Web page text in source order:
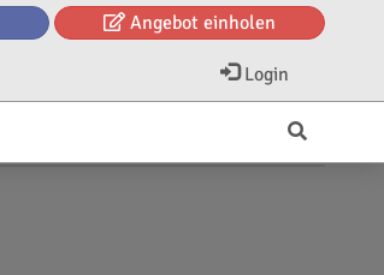
Angebot einholen
Login